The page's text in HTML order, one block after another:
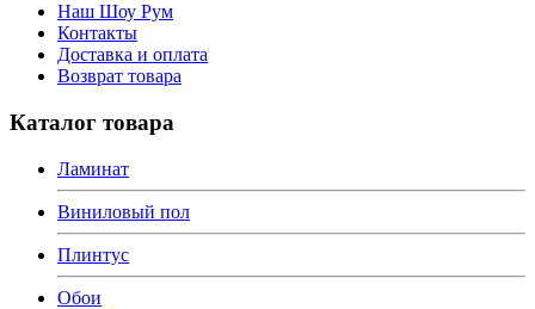
Наш Шоу Рум
Контакты
Доставка и оплата
Возврат товара
Каталог товара
Ламинат
Виниловый пол
Плинтус
Обои